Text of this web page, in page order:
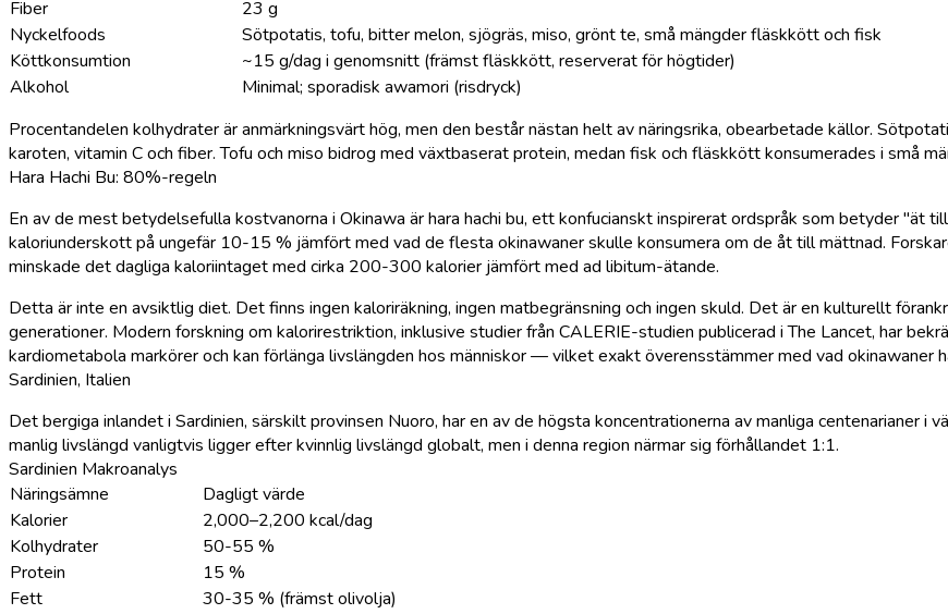
Fiber
23 g
Nyckelfoods
Sötpotatis, tofu, bitter melon, sjögräs, miso, grönt te, små mängder fläskkött och fisk
Köttkonsumtion
~15 g/dag i genomsnitt (främst fläskkött, reserverat för högtider)
Alkohol
Minimal; sporadisk awamori (risdryck)
Procentandelen kolhydrater är anmärkningsvärt hög, men den består nästan helt av näringsrika, obearbetade källor.
karoten, vitamin C och fiber. Tofu och miso bidrog med växtbaserat protein, medan fisk och fläskkött konsumerades i små
Hara Hachi Bu: 80%-regeln
En av de mest betydelsefulla kostvanorna i Okinawa är hara hachi bu, ett konfucianskt inspirerat ordspråk som betyder
kaloriunderskott på ungefär 10-15 % jämfört med vad de flesta okinawaner skulle konsumera om de åt till mättnad.
minskade det dagliga kaloriintaget med cirka 200-300 kalorier jämfört med ad libitum-ätande.
Detta är inte en avsiktlig diet. Det finns ingen kaloriräkning, ingen matbegränsning och ingen skuld. Det är en kulturellt
generationer. Modern forskning om kalorirestriktion, inklusive studier från CALERIE-studien publicerad i The Lancet, har
kardiometabola markörer och kan förlänga livslängden hos människor — vilket exakt överensstämmer med vad okinawaner
Sardinien, Italien
Det bergiga inlandet i Sardinien, särskilt provinsen Nuoro, har en av de högsta koncentrationerna av manliga centenarianer i
manlig livslängd vanligtvis ligger efter kvinnlig livslängd globalt, men i denna region närmar sig förhållandet 1:1.
Sardinien Makroanalys
Näringsämne
Dagligt värde
Kalorier
2,000–2,200 kcal/dag
Kolhydrater
50-55 %
Protein
15 %
Fett
30-35 % (främst olivolja)